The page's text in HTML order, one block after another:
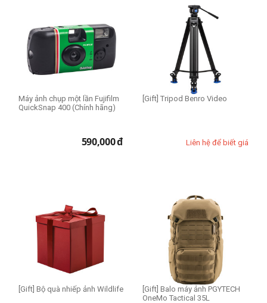
Máy ảnh chụp một lần Fujifilm
QuickSnap 400 (Chính hãng)
590,000đ
[Gift] Tripod Benro Video
Liên hệ để biết giá
[Gift] Bộ quà nhiếp ảnh Wildlife
[Gift] Balo máy ảnh PGYTECH
OneMo Tactical 35L